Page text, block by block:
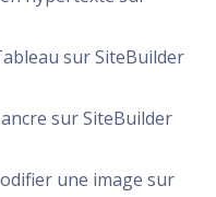
sur SiteBuilder
sur SiteBuilder
une image sur